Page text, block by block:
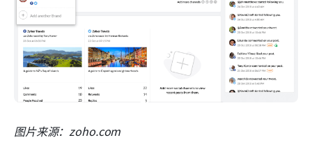
图片来源：zoho.com